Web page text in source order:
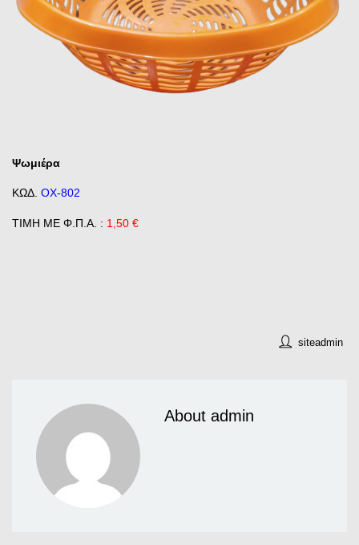
Ψωμιέρα
ΚΩΔ. ΟΧ-802
ΤΙΜΗ ΜΕ Φ.Π.Α. : 1,50 €
siteadmin
About admin